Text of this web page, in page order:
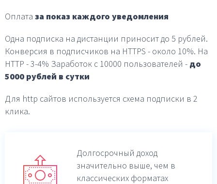
Оплата за показ каждого уведомления
Одна подписка на дистанции приносит до 5 рублей.
Конверсия в подписчиков на HTTPS - около 10%. На
HTTP - 3-4% Заработок с 10000 пользователей - до
5000 рублей в сутки
Для http сайтов используется схема подписки в 2
клика.
Долгосрочный доход
значительно выше, чем в
классических форматах